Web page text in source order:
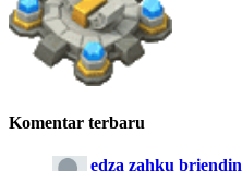
Komentar terbaru
edza zahku briendin